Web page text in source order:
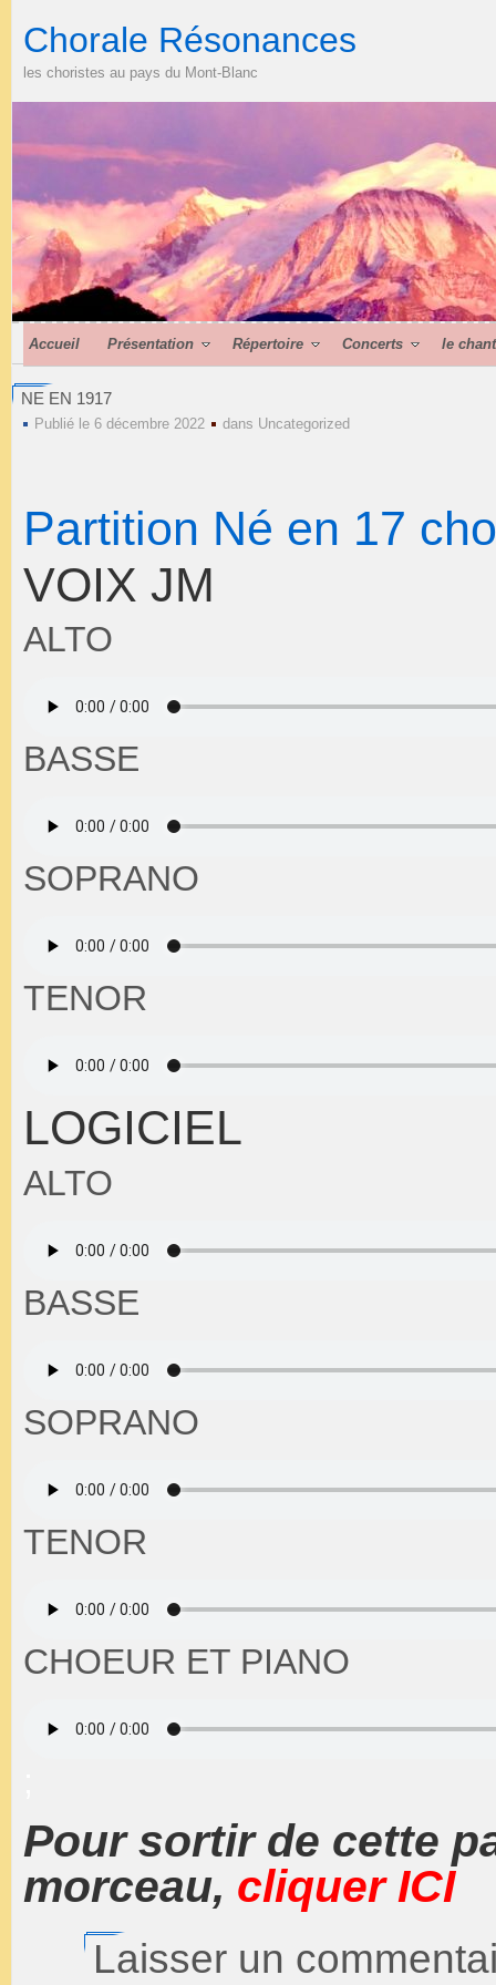
Chorale Résonances
les choristes au pays du Mont-Blanc
Accueil Présentation Répertoire Concerts le
NE EN 1917
Publié le 6 décembre 2022 dans Uncategorized
Partition Né en 17
VOIX JM
ALTO
BASSE
SOPRANO
TENOR
LOGICIEL
ALTO
BASSE
SOPRANO
TENOR
CHOEUR ET PIANO
Pour sortir de cette
morceau, cliquer ICI
Laisser un